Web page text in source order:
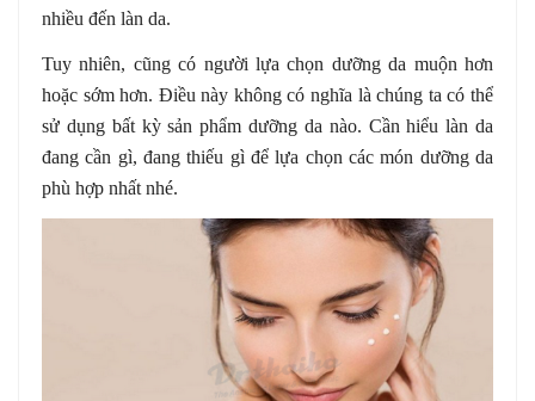
nhiều đến làn da.
Tuy nhiên, cũng có người lựa chọn dưỡng da muộn hơn
hoặc sớm hơn. Điều này không có nghĩa là chúng ta có thể
sử dụng bất kỳ sản phẩm dưỡng da nào. Cần hiểu làn da
đang cần gì, đang thiếu gì để lựa chọn các món dưỡng da
phù hợp nhất nhé.